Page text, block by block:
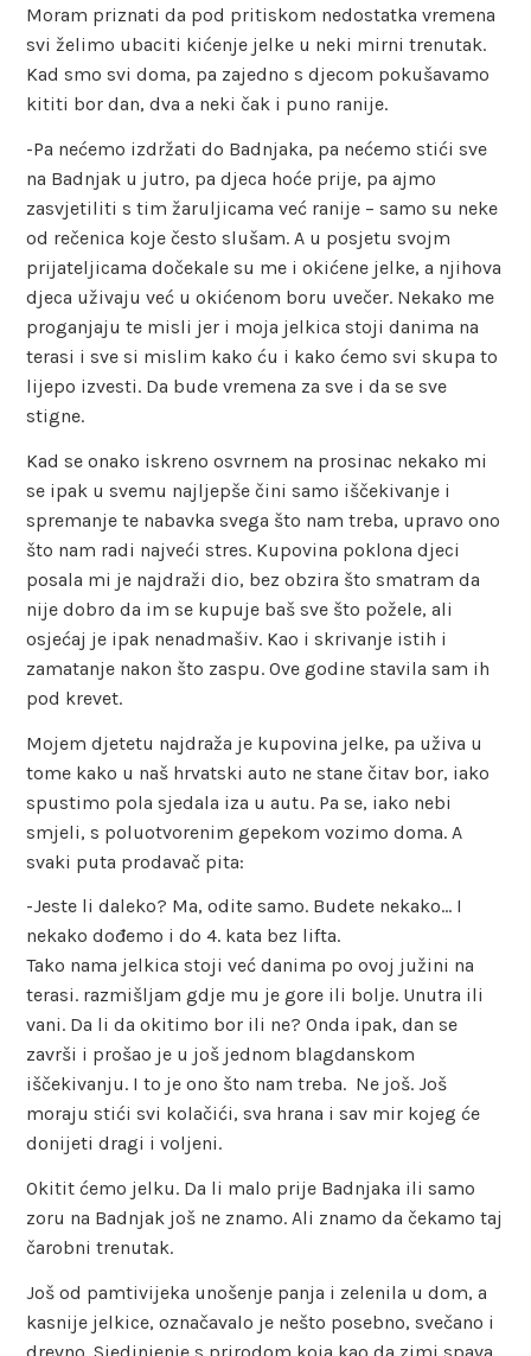
Moram priznati da pod pritiskom nedostatka vremena
svi želimo ubaciti kićenje jelke u neki mirni trenutak.
Kad smo svi doma, pa zajedno s djecom pokušavamo
kititi bor dan, dva a neki čak i puno ranije.
-Pa nećemo izdržati do Badnjaka, pa nećemo stići sve
na Badnjak u jutro, pa djeca hoće prije, pa ajmo
zasvjetiliti s tim žaruljicama već ranije – samo su neke
od rečenica koje često slušam. A u posjetu svojm
prijateljicama dočekale su me i okićene jelke, a njihova
djeca uživaju već u okićenom boru uvečer. Nekako me
proganjaju te misli jer i moja jelkica stoji danima na
terasi i sve si mislim kako ću i kako ćemo svi skupa to
lijepo izvesti. Da bude vremena za sve i da se sve
stigne.
Kad se onako iskreno osvrnem na prosinac nekako mi
se ipak u svemu najljepše čini samo iščekivanje i
spremanje te nabavka svega što nam treba, upravo ono
što nam radi najveći stres. Kupovina poklona djeci
posala mi je najdraži dio, bez obzira što smatram da
nije dobro da im se kupuje baš sve što požele, ali
osjećaj je ipak nenadmašiv. Kao i skrivanje istih i
zamatanje nakon što zaspu. Ove godine stavila sam ih
pod krevet.
Mojem djetetu najdraža je kupovina jelke, pa uživa u
tome kako u naš hrvatski auto ne stane čitav bor, iako
spustimo pola sjedala iza u autu. Pa se, iako nebi
smjeli, s poluotvorenim gepekom vozimo doma. A
svaki puta prodavač pita:
-Jeste li daleko? Ma, odite samo. Budete nekako… I
nekako dođemo i do 4. kata bez lifta.
Tako nama jelkica stoji već danima po ovoj južini na
terasi. razmišljam gdje mu je gore ili bolje. Unutra ili
vani. Da li da okitimo bor ili ne? Onda ipak, dan se
završi i prošao je u još jednom blagdanskom
iščekivanju. I to je ono što nam treba. Ne još. Još
moraju stići svi kolačići, sva hrana i sav mir kojeg će
donijeti dragi i voljeni.
Okitit ćemo jelku. Da li malo prije Badnjaka ili samo
zoru na Badnjak još ne znamo. Ali znamo da čekamo taj
čarobni trenutak.
Još od pamtivijeka unošenje panja i zelenila u dom, a
kasnije jelkice, označavalo je nešto posebno, svečano i